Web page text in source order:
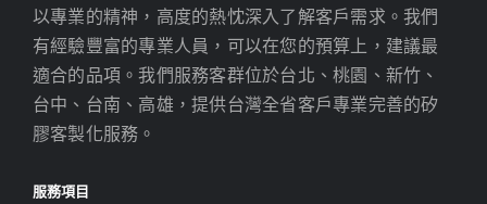
以專業的精神，高度的熱忱深入了解客戶需求。我們
有經驗豐富的專業人員，可以在您的預算上，建議最
適合的品項。我們服務客群位於台北、桃園、新竹、
台中、台南、高雄，提供台灣全省客戶專業完善的矽
膠客製化服務。
服務項目